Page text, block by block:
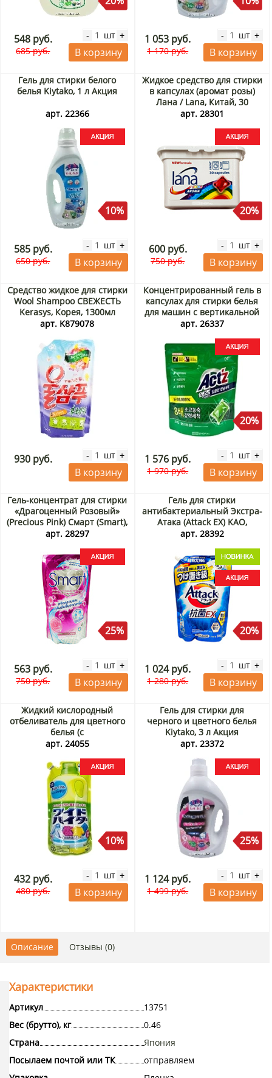
548 руб.
685 руб.
- шт +
В корзину
1 053 руб.
1 170 руб.
- шт +
В корзину
Гель для стирки белого
белья Kiytako, 1 л Акция
арт. 22366
10%
585 руб.
650 руб.
- шт +
В корзину
Жидкое средство для стирки
в капсулах (аромат розы)
Лана / Lana, Китай, 30
капсул Акция
арт. 28301
20%
600 руб.
750 руб.
- шт +
В корзину
Средство жидкое для стирки
Wool Shampoo СВЕЖЕСТЬ
Kerasys, Корея, 1300мл
арт. K879078
930 руб. - шт +
В корзину
Концентрированный гель в
капсулах для стирки белья
для машин с вертикальной
и горизонтальной загрузкой
Act’z Perfect Deep Clean
Capsule Pigeon, Корея, 28 шт
Акция
арт. 26337
20%
1 576 руб.
1 970 руб.
- шт +
В корзину
Гель-концентрат для стирки
«Драгоценный Розовый»
(Precious Pink) Смарт (Smart),
Таиланд, 550 мл Акция
арт. 28297
25%
563 руб.
750 руб.
- шт +
В корзину
Гель для стирки
антибактериальный Экстра-
Атака (Attack EX) KAO,
Япония, 900 г Акция
арт. 28392
20%
1 024 руб.
1 280 руб.
- шт +
В корзину
Жидкий кислородный
отбеливатель для цветного
белья (с
антибактериальным
мл Акция
арт. 24055
10%
432 руб.
480 руб.
- шт +
В корзину
Гель для стирки для
черного и цветного белья
Kiytako, 3 л Акция
арт. 23372
25%
1 124 руб.
1 499 руб.
- шт +
В корзину
Описание Отзывы (0)
Характеристики
Артикул
13751
Вес (брутто), кг
0.46
Страна
Япония
Посылаем почтой или ТК
отправляем